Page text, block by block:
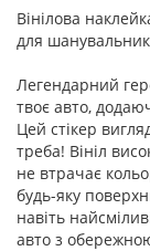
Вінілова
для
Легендарний
твоє авто,
Цей стікер
треба! Вініл
не втрачає
будь-яку
навіть
авто з